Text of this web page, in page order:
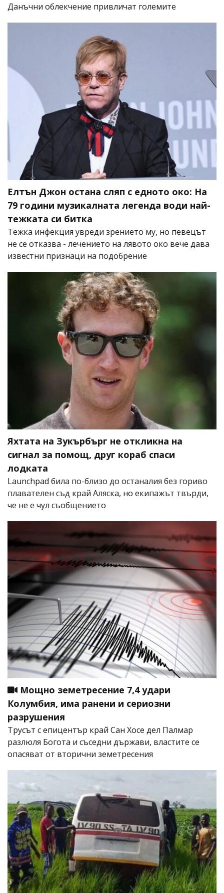
Данъчни облекчение привличат големите
Елтън Джон остана сляп с едното око: На
79 години музикалната легенда води най-
тежката си битка
Тежка инфекция увреди зрението му, но певецът
не се отказва - лечението на лявото око вече дава
известни признаци на подобрение
Яхтата на Зукърбърг не откликна на
сигнал за помощ, друг кораб спаси
лодката
Launchpad била по-близо до останалия без гориво
плавателен съд край Аляска, но екипажът твърди,
че не е чул съобщението
Мощно земетресение 7,4 удари
Колумбия, има ранени и сериозни
разрушения
Трусът с епицентър край Сан Хосе дел Палмар
разлюля Богота и съседни държави, властите се
опасяват от вторични земетресения